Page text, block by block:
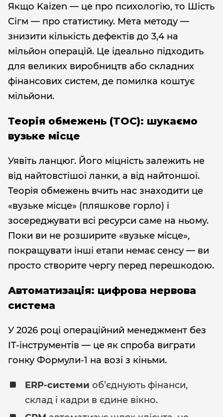
Якщо Kaizen — це про психологію, то Шість
Сігм — про статистику. Мета методу —
знизити кількість дефектів до 3,4 на
мільйон операцій. Це ідеально підходить
для великих виробництв або складних
фінансових систем, де помилка коштує
мільйони.
Теорія обмежень (TOC): шукаємо
вузьке місце
Уявіть ланцюг. Його міцність залежить не
від найтовстішої ланки, а від найтоншої.
Теорія обмежень вчить нас знаходити це
«вузьке місце» (пляшкове горло) і
зосереджувати всі ресурси саме на ньому.
Поки ви не розширите «вузьке місце»,
покращувати інші етапи немає сенсу — ви
просто створите чергу перед перешкодою.
Автоматизація: цифрова нервова
система
У 2026 році операційний менеджмент без
IT-інструментів — це як спроба виграти
гонку Формули-1 на возі з кіньми.
ERP-системи об’єднують фінанси,
склад і кадри в єдине вікно.